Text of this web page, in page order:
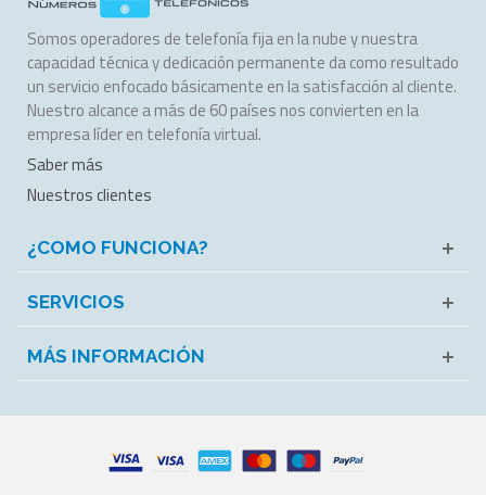
Somos operadores de telefonía fija en la nube y nuestra
capacidad técnica y dedicación permanente da como resultado
un servicio enfocado básicamente en la satisfacción al cliente.
Nuestro alcance a más de 60 países nos convierten en la
empresa líder en telefonía virtual.
Saber más
Nuestros clientes
¿COMO FUNCIONA?
SERVICIOS
MÁS INFORMACIÓN